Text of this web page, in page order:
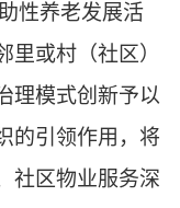
性养老发展活
或村（社区）
理模式创新予以
的引领作用，将
社区物业服务深